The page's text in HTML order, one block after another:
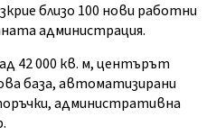
близо 100 нови работни
администрация.
42 000 кв. м, центърът
база, автоматизирани
административна